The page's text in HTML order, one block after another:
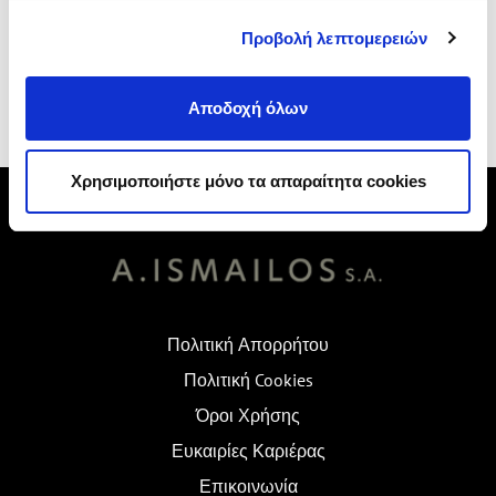
Προβολή λεπτομερειών
Αποδοχή όλων
Χρησιμοποιήστε μόνο τα απαραίτητα cookies
Κορωπί
Πολιτική Απορρήτου
Πολιτική Cookies
Όροι Χρήσης
Ευκαιρίες Καριέρας
Επικοινωνία